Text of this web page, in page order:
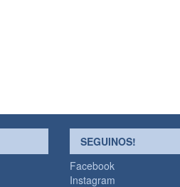
SEGUINOS!
Facebook
Instagram